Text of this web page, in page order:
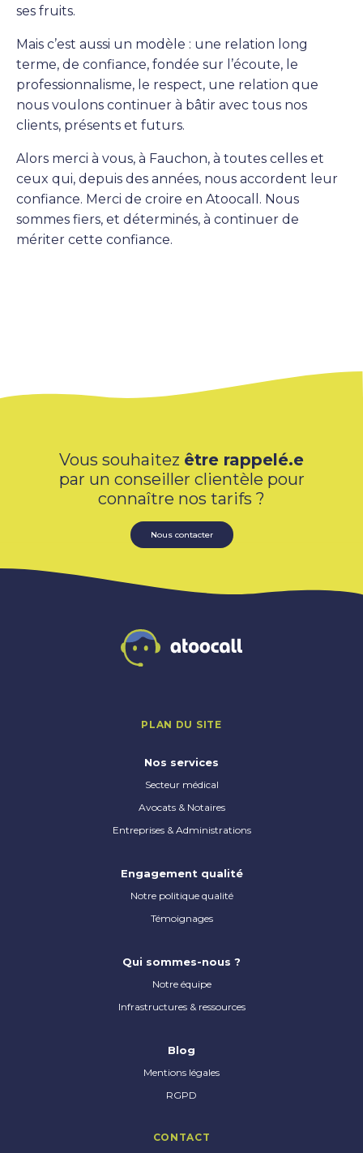
ses fruits.
Mais c’est aussi un modèle : une relation long
terme, de confiance, fondée sur l’écoute, le
professionnalisme, le respect, une relation que
nous voulons continuer à bâtir avec tous nos
clients, présents et futurs.
Alors merci à vous, à Fauchon, à toutes celles et
ceux qui, depuis des années, nous accordent leur
confiance. Merci de croire en Atoocall. Nous
sommes fiers, et déterminés, à continuer de
mériter cette confiance.
Vous souhaitez être rappelé.e
par un conseiller clientèle pour
connaître nos tarifs ?
Nous contacter
PLAN DU SITE
Nos services
Secteur médical
Avocats & Notaires
Entreprises & Administrations
Engagement qualité
Notre politique qualité
Témoignages
Qui sommes-nous ?
Notre équipe
Infrastructures & ressources
Blog
Mentions légales
RGPD
CONTACT